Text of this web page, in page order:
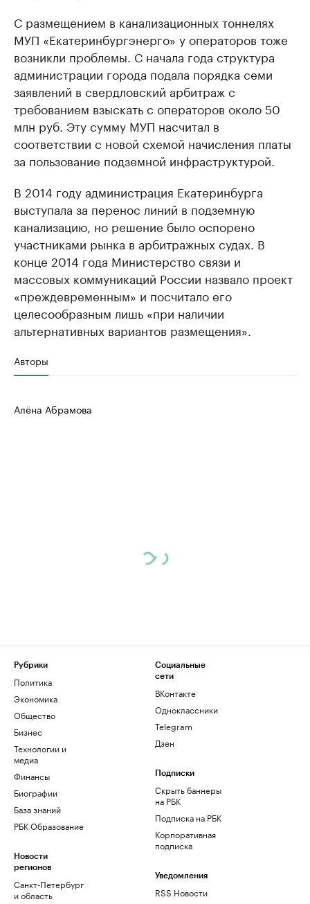
С размещением в канализационных тоннелях
МУП «Екатеринбургэнерго» у операторов тоже
возникли проблемы. С начала года структура
администрации города подала порядка семи
заявлений в свердловский арбитраж с
требованием взыскать с операторов около 50
млн руб. Эту сумму МУП насчитал в
соответствии с новой схемой начисления платы
за пользование подземной инфраструктурой.
В 2014 году администрация Екатеринбурга
выступала за перенос линий в подземную
канализацию, но решение было оспорено
участниками рынка в арбитражных судах. В
конце 2014 года Министерство связи и
массовых коммуникаций России назвало проект
«преждевременным» и посчитало его
целесообразным лишь «при наличии
альтернативных вариантов размещения».
Авторы
Алёна Абрамова
Рубрики
Политика
Экономика
Общество
Бизнес
Технологии и
медиа
Финансы
Биографии
База знаний
РБК Образование
Новости
регионов
Санкт-Петербург
и область
Социальные
сети
ВКонтакте
Одноклассники
Telegram
Дзен
Подписки
Скрыть баннеры
на РБК
Подписка на РБК
Корпоративная
подписка
Уведомления
RSS Новости